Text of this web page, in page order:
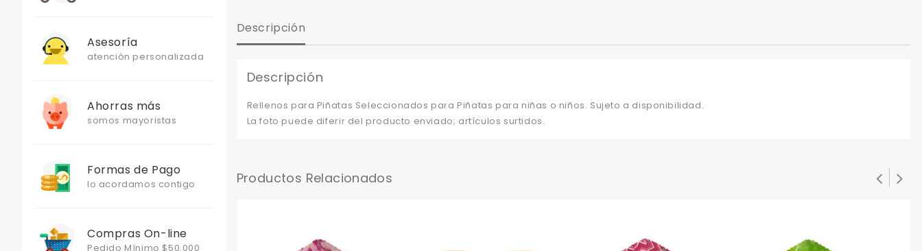
Descripción
Descripción
Rellenos para Piñatas Seleccionados para Piñatas para niñas o niños. Sujeto a disponibilidad.
La foto puede diferir del producto enviado; artículos surtidos.
Productos Relacionados
Asesoría
atención personalizada
Ahorras más
somos mayoristas
Formas de Pago
lo acordamos contigo
Compras On-line
Pedido Mínimo $50.000